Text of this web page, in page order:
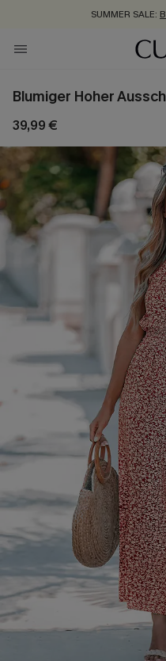
SUMMER SALE:
ZUM NEWSLETTER:BIS
Blumiger Hoher
39,99 €